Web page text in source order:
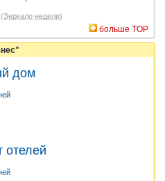
Зеркало недели)
больше TOP
дом
отелей